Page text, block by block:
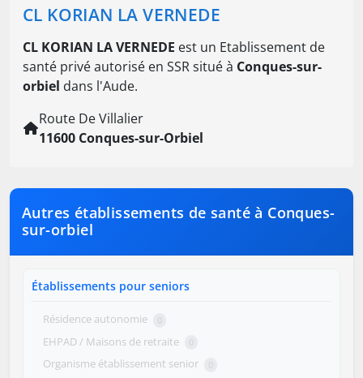
CL KORIAN LA VERNEDE
CL KORIAN LA VERNEDE est un Etablissement de
santé privé autorisé en SSR situé à Conques-sur-
orbiel dans l'Aude.
Route De Villalier
11600 Conques-sur-Orbiel
Autres établissements de santé à Conques-
sur-orbiel
Établissements pour seniors
Résidence autonomie 0
EHPAD / Maisons de retraite 0
Organisme établissement senior 0